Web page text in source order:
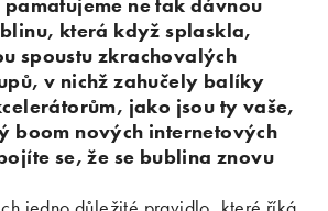
která když splaskla,
spoustu zkrachovalých
v nichž zahučely balíky
jako jsou ty vaše,
boom nových internetových
se, že se bublina znovu